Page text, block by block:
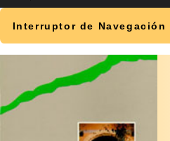
Interruptor de Navegación